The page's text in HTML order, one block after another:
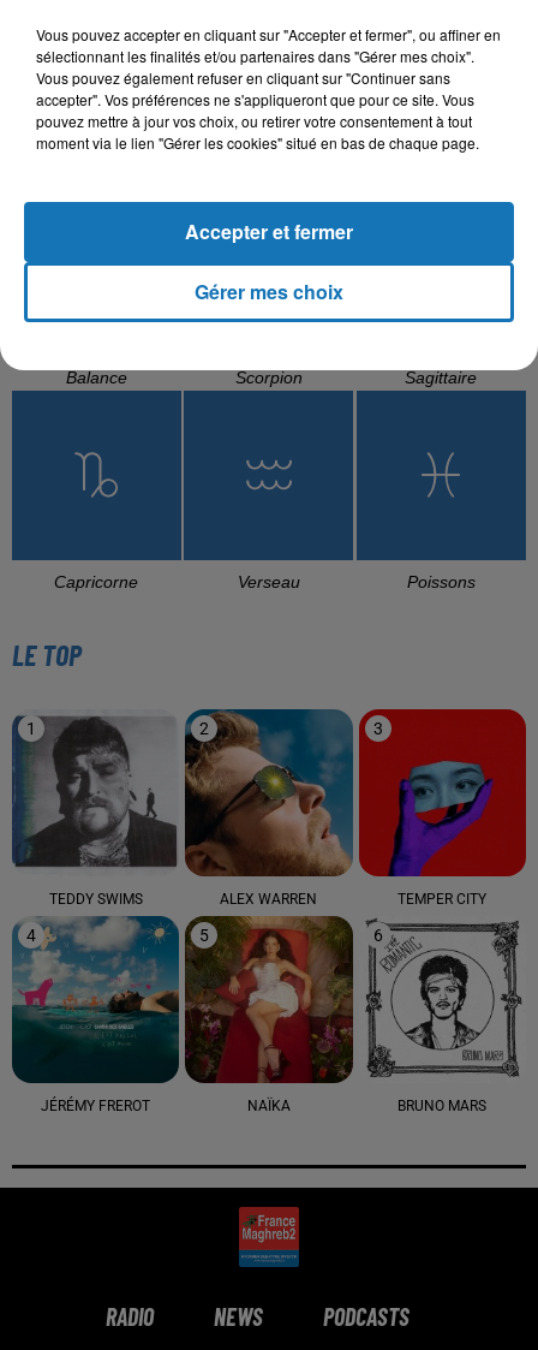
Balance Scorpion Sagittaire
Capricorne Verseau Poissons
LE TOP
1
TEDDY SWIMS
2
ALEX WARREN
3
TEMPER CITY
4
JÉRÉMY FREROT
5
NAÏKA
6
BRUNO MARS
RADIO NEWS PODCASTS
Vous pouvez accepter en cliquant sur "Accepter et fermer", ou affiner en
sélectionnant les finalités et/ou partenaires dans "Gérer mes choix".
Vous pouvez également refuser en cliquant sur "Continuer sans
accepter". Vos préférences ne s'appliqueront que pour ce site. Vous
pouvez mettre à jour vos choix, ou retirer votre consentement à tout
moment via le lien "Gérer les cookies" situé en bas de chaque page.
Gérer mes choix
Accepter et fermer